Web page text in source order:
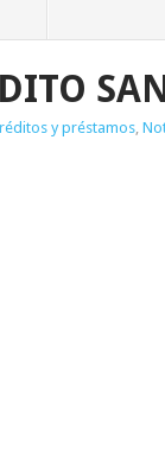
y préstamos,